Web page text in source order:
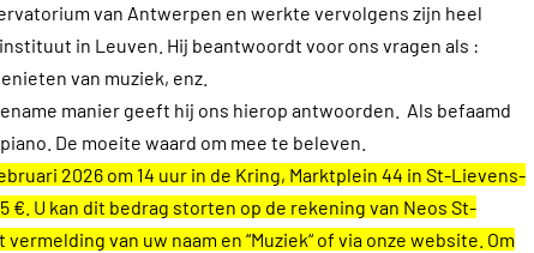
van Antwerpen en werkte vervolgens zijn heel
in Leuven. Hij beantwoordt voor ons vragen als :
van muziek, enz.
manier geeft hij ons hierop antwoorden. Als befaamd
De moeite waard om mee te beleven.
2026 om 14 uur in de Kring, Marktplein 44 in St-Lievens-
€. U kan dit bedrag storten op de rekening van Neos St-
van uw naam en “Muziek“ of via onze website. Om